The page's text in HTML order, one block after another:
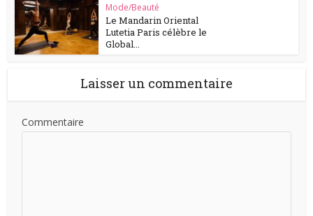
Mode/Beauté
Le Mandarin Oriental
Lutetia Paris célèbre le
Global...
Laisser un commentaire
Commentaire